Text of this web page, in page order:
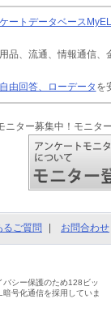
ケートデータベース
品、流通、情報通信、
由回答、ローデータ を
ター募集中！モニタ
るご質問 お問合わせ
バシー保護のため128ビッ
暗号化通信を採用していま